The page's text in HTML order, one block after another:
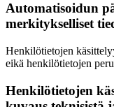
Automatisoidun
merkitykselliset
Henkilötietojen
eikä henkilötietojen
Henkilötietojen